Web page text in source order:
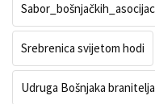
Srebrenica svijetom hodi
Udruga Bošnjaka